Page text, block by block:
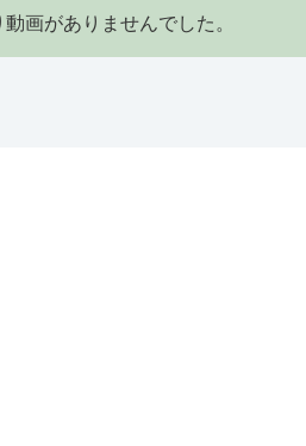
画がありませんでした。